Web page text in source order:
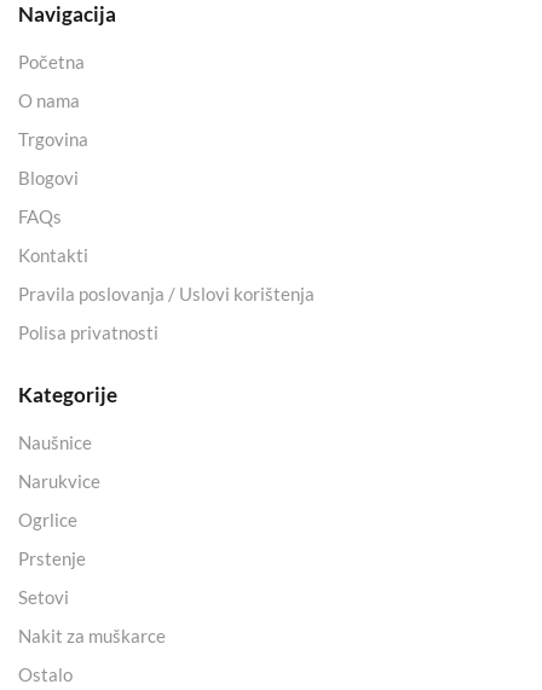
Navigacija
Početna
O nama
Trgovina
Blogovi
FAQs
Kontakti
Pravila poslovanja / Uslovi korištenja
Polisa privatnosti
Kategorije
Naušnice
Narukvice
Ogrlice
Prstenje
Setovi
Nakit za muškarce
Ostalo